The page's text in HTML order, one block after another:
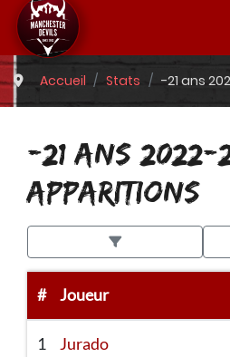
Accueil Stats -21 ans
-21 ANS 2022-
APPARITIONS
# Joueur
1 Jurado